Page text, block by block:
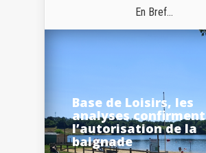
En Bref...
Base de Loisirs, les
analyses confirment
l’autorisation de la
baignade